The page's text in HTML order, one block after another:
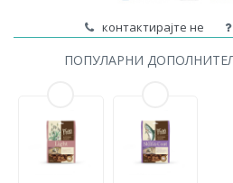
контактирајте не
ПОПУЛАРНИ